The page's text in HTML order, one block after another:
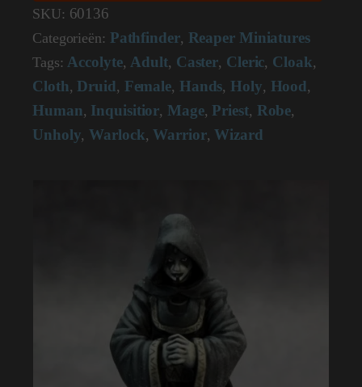
of
60136
aantal
SKU: 60136
Categorieën: Pathfinder, Reaper Miniatures
Tags:Accolyte,Adult, Caster, Cleric, Cloak,
Cloth, Druid, Female, Hands, Holy, Hood,
Human, Inquisitior, Mage, Priest, Robe,
Unholy,Warlock,Warrior,Wizard